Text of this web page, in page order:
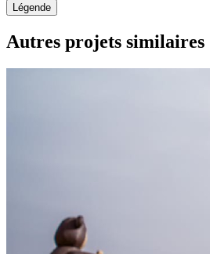
Légende
Autres projets similaires